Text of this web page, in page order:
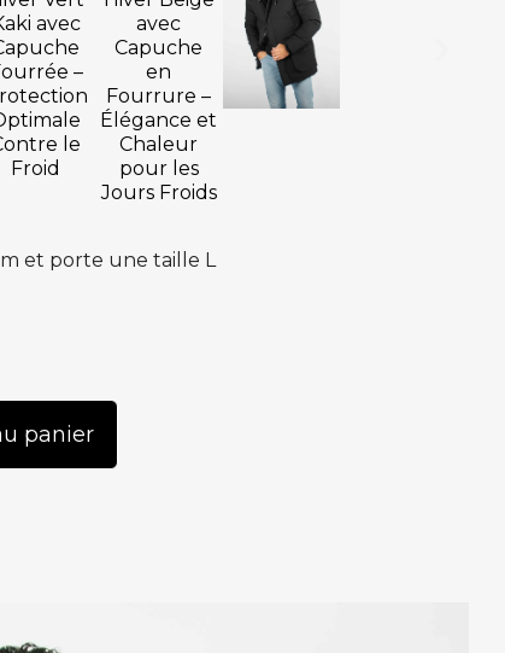
et porte une taille L
panier